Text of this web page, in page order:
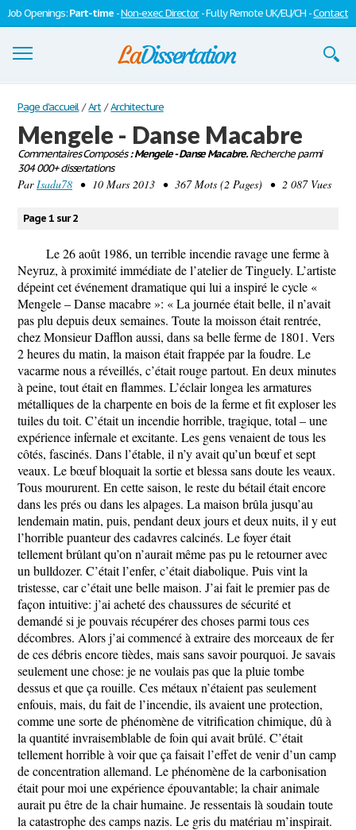
Job Openings:Part-time -Non-exec Director- Fully Remote UK/EU/CH -Contact
Dissertations
S'inscrire
Se connecter
Page d'accueil / Art / Architecture
Mengele - Danse Macabre
Commentaires Composés: Mengele - Danse Macabre.Recherche parmi
304 000+ dissertations
ParIsadu78 • 10 Mars 2013 • 367 Mots (2 Pages) • 2 087 Vues
Page 1 sur 2
Le 26 août 1986, un terrible incendie ravage une ferme à
Neyruz, à proximité immédiate de l’atelier de Tinguely. L’artiste
dépeint cet événement dramatique qui lui a inspiré le cycle «
Mengele – Danse macabre »: « La journée était belle, il n’avait
pas plu depuis deux semaines. Toute la moisson était rentrée,
chez Monsieur Dafflon aussi, dans sa belle ferme de 1801. Vers
2 heures du matin, la maison était frappée par la foudre. Le
vacarme nous a réveillés, c’était rouge partout. En deux minutes
à peine, tout était en flammes. L’éclair longea les armatures
métalliques de la charpente en bois de la ferme et fit exploser les
tuiles du toit. C’était un incendie horrible, tragique, total – une
expérience infernale et excitante. Les gens venaient de tous les
côtés, fascinés. Dans l’étable, il n’y avait qu’un bœuf et sept
veaux. Le bœuf bloquait la sortie et blessa sans doute les veaux.
Tous moururent. En cette saison, le reste du bétail était encore
dans les prés ou dans les alpages. La maison brûla jusqu’au
lendemain matin, puis, pendant deux jours et deux nuits, il y eut
l’horrible puanteur des cadavres calcinés. Le foyer était
tellement brûlant qu’on n’aurait même pas pu le retourner avec
un bulldozer. C’était l’enfer, c’était diabolique. Puis vint la
tristesse, car c’était une belle maison. J’ai fait le premier pas de
façon intuitive: j’ai acheté des chaussures de sécurité et
demandé si je pouvais récupérer des choses parmi tous ces
décombres. Alors j’ai commencé à extraire des morceaux de fer
de ces débris encore tièdes, mais sans savoir pourquoi. Je savais
seulement une chose: je ne voulais pas que la pluie tombe
dessus et que ça rouille. Ces métaux n’étaient pas seulement
enfouis, mais, du fait de l’incendie, ils avaient une protection,
comme une sorte de phénomène de vitrification chimique, dû à
la quantité invraisemblable de foin qui avait brûlé. C’était
tellement horrible à voir que ça faisait l’effet de venir d’un camp
de concentration allemand. Le phénomène de la carbonisation
était pour moi une expérience épouvantable; la chair animale
aurait pu être de la chair humaine. Je ressentais là soudain toute
la catastrophe des camps nazis. Le gris du matériau m’inspirait.